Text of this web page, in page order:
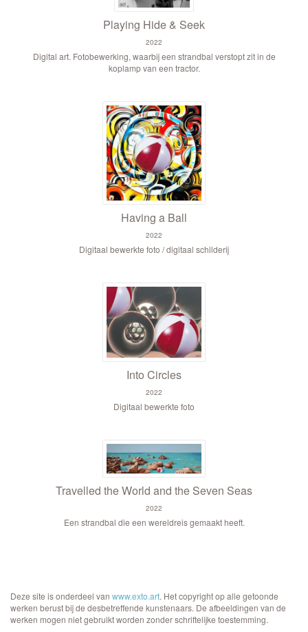
Playing Hide & Seek
2022
Digital art. Fotobewerking, waarbij een strandbal verstopt zit in de
koplamp van een tractor.
Having a Ball
2022
Digitaal bewerkte foto / digitaal schilderij
Into Circles
2022
Digitaal bewerkte foto
Travelled the World and the Seven Seas
2022
Een strandbal die een wereldreis gemaakt heeft.
Deze site is onderdeel van www.exto.art. Het copyright op alle getoonde
werken berust bij de desbetreffende kunstenaars. De afbeeldingen van de
werken mogen niet gebruikt worden zonder schriftelijke toestemming.